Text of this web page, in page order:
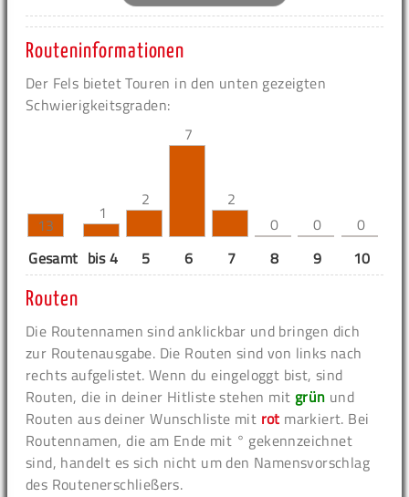
Routeninformationen
Der Fels bietet Touren in den unten gezeigten
Schwierigkeitsgraden:
13
1
2
7
2
0
0 0
Gesamt bis 4 5 6 7 8 9 10
Routen
Die Routennamen sind anklickbar und bringen dich
zur Routenausgabe. Die Routen sind von links nach
rechts aufgelistet. Wenn du eingeloggt bist, sind
Routen, die in deiner Hitliste stehen mit grün und
Routen aus deiner Wunschliste mit rot markiert. Bei
Routennamen, die am Ende mit ° gekennzeichnet
sind, handelt es sich nicht um den Namensvorschlag
des Routenerschließers.